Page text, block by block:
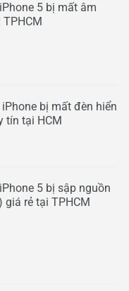
5 bị mất âm
bị mất đèn hiển
tín tại HCM
5 bị sập nguồn
giá rẻ tại TPHCM